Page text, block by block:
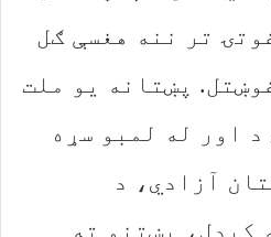
تر ننه هغسې ګل
پښتانه یو ملت
اور له لمبو سړه
آزادي، د
کېدل، پښتنو ته